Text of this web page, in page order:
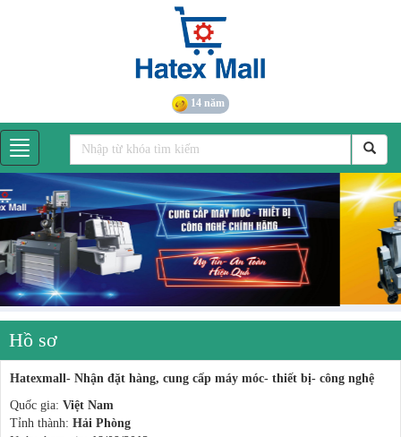
14 năm
Hồ sơ
Hatexmall- Nhận đặt hàng, cung cấp máy móc- thiết bị- công nghệ
Quốc gia: Việt Nam
Tỉnh thành: Hải Phòng